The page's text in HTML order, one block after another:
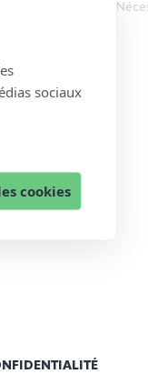
sociaux
cookies